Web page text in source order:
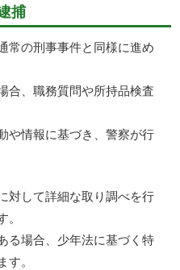
捕
常の刑事事件と同様に進め
合、職務質問や所持品検査
や情報に基づき、警察が行
対して詳細な取り調べを行
る場合、少年法に基づく特
。